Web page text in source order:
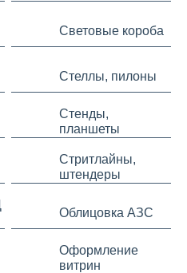
Световые короба
Стеллы, пилоны
Стенды,
планшеты
Стритлайны,
штендеры
Облицовка АЗС
Оформление
витрин